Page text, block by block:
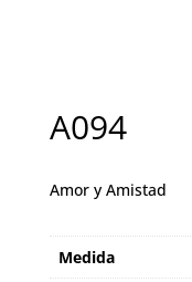
A094
Amor y Amistad
Medida